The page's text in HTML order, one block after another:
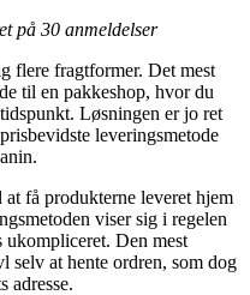
på 30 anmeldelser
flere fragtformer. Det mest
til en pakkeshop, hvor du
Løsningen er jo ret
leveringsmetode
få produkterne leveret hjem
viser sig i regelen
ukompliceret. Den mest
selv at hente ordren, som dog
adresse.